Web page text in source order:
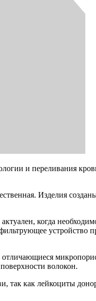
и переливания
Изделия
когда
устройство
волокон.
так как лейкоциты